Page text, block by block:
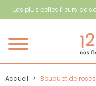
Les plus belles fleurs de
Menu
Accueil > Bouquet de